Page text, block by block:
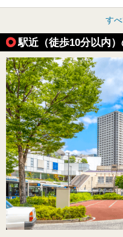
す
駅近（徒歩10分以内